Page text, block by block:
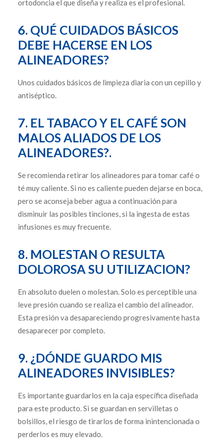
ortodoncia el que diseña y realiza es el profesional.
6. QUÉ CUIDADOS BÁSICOS
DEBE HACERSE EN LOS
ALINEADORES?
Unos cuidados básicos de limpieza diaria con un cepillo y
antiséptico.
7. EL TABACO Y EL CAFÉ SON
MALOS ALIADOS DE LOS
ALINEADORES?.
Se recomienda retirar los alineadores para tomar café o
té muy caliente. Si no es caliente pueden dejarse en boca,
pero se aconseja beber agua a continuación para
disminuir las posibles tinciones, si la ingesta de estas
infusiones es muy frecuente.
8. MOLESTAN O RESULTA
DOLOROSA SU UTILIZACION?
En absoluto duelen o molestan. Solo es perceptible una
leve presión cuando se realiza el cambio del alineador.
Esta presión va desapareciendo progresivamente hasta
desaparecer por completo.
9. ¿DÓNDE GUARDO MIS
ALINEADORES INVISIBLES?
Es importante guardarlos en la caja específica diseñada
para este producto. Si se guardan en servilletas o
bolsillos, el riesgo de tirarlos de forma inintencionada o
perderlos es muy elevado.